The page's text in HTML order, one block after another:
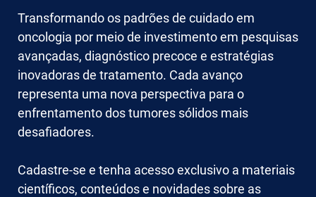
Transformando os padrões de cuidado em
oncologia por meio de investimento em pesquisas
avançadas, diagnóstico precoce e estratégias
inovadoras de tratamento. Cada avanço
representa uma nova perspectiva para o
enfrentamento dos tumores sólidos mais
desafiadores.
Cadastre-se e tenha acesso exclusivo a materiais
científicos, conteúdos e novidades sobre as